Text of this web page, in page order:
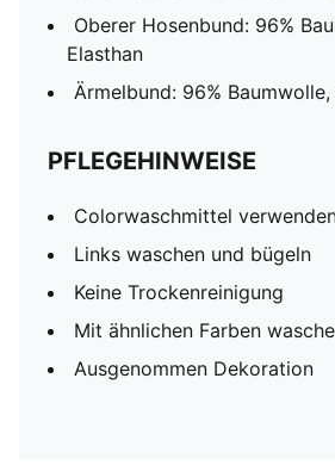
Oberer Hosenbund: 96%
Elasthan
Ärmelbund: 96%
PFLEGEHINWEISE
Colorwaschmittel
Links waschen und bügeln
Keine Trockenreinigung
Mit ähnlichen Farben
Ausgenommen Dekoration